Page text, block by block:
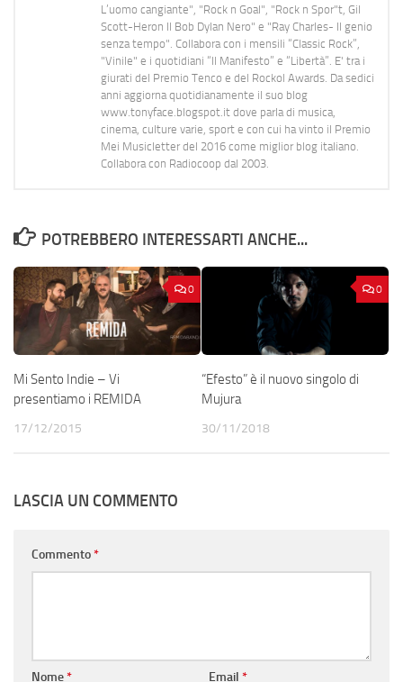
L’uomo cangiante", "Rock n Goal", "Rock n Spor"t, Gil
Scott-Heron Il Bob Dylan Nero" e "Ray Charles- Il genio
senza tempo". Collabora con i mensili “Classic Rock”,
"Vinile" e i quotidiani “Il Manifesto” e “Libertà”. E' tra i
giurati del Premio Tenco e del Rockol Awards. Da sedici
anni aggiorna quotidianamente il suo blog
www.tonyface.blogspot.it dove parla di musica,
cinema, culture varie, sport e con cui ha vinto il Premio
Mei Musicletter del 2016 come miglior blog italiano.
Collabora con Radiocoop dal 2003.
POTREBBERO INTERESSARTI ANCHE...
0
Mi Sento Indie – Vi
presentiamo i REMIDA
17/12/2015
0
“Efesto” è il nuovo singolo di
Mujura
30/11/2018
LASCIA UN COMMENTO
Commento*
Nome* Email *